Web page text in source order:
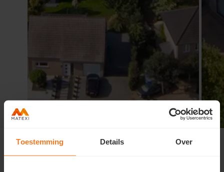
Toestemming Details Over
En résumé